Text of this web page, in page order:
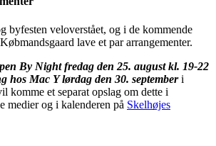
byfesten veloverstået, og i de kommende
lave et par arrangementer.
By Night fredag den 25. august kl. 19-22
hos Mac Y lørdag den 30. septemberi
komme et separat opslag om dette i
medier og i kalenderen på Skelhøjes